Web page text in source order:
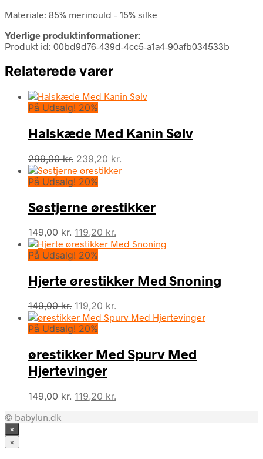
Materiale: 85% merinould – 15% silke
Yderlige produktinformationer:
Produkt id: 00bd9d76-439d-4cc5-a1a4-90afb034533b
Relaterede varer
På Udsalg! 20%
Halskæde Med Kanin Sølv
299,00kr. Den
oprindelige
pris
299,00 kr..
239,20 kr.
aktuelle
239,20 kr..
På Udsalg! 20%
Søstjerne ørestikker
149,00kr. Den
oprindelige
pris
149,00 kr..
119,20 kr.
aktuelle
119,20 kr..
På Udsalg! 20%
Hjerte ørestikker Med Snoning
149,00kr. Den
oprindelige
pris
149,00 kr..
119,20 kr.
aktuelle
119,20 kr..
På Udsalg! 20%
ørestikker Med Spurv Med
Hjertevinger
149,00kr. Den
119,20 kr.
© babylun.dk
×
×